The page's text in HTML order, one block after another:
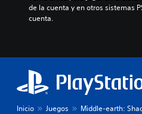
de la cuenta y en otros sistemas
cuenta.
Inicio Juegos Middle-earth: